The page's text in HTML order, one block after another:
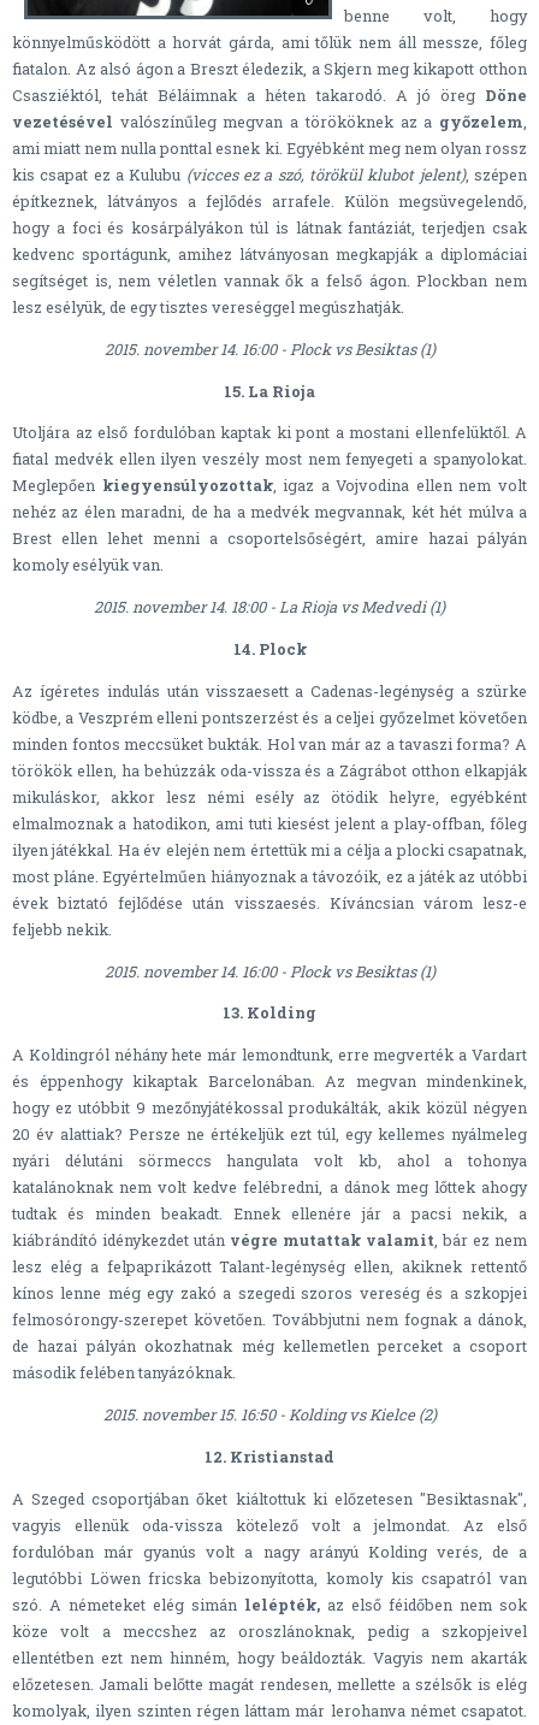
benne volt, hogy
könnyelműsködött a horvát gárda, ami tőlük nem áll messze, főleg
fiatalon. Az alsó ágon a Breszt éledezik, a Skjern meg kikapott otthon
Csasziéktól, tehát Béláimnak a héten takarodó. A jó öreg Döne
vezetésével valószínűleg megvan a törököknek az a győzelem
ami miatt nem nulla ponttal esnek ki. Egyébként meg nem olyan rossz
kis csapat ez a Kulubu (vicces ez a szó, törökül klubot jelent), szépen
építkeznek, látványos a fejlődés arrafele. Külön megsüvegelendő,
hogy a foci és kosárpályákon túl is látnak fantáziát, terjedjen csak
kedvenc sportágunk, amihez látványosan megkapják a diplomáciai
segítséget is, nem véletlen vannak ők a felső ágon. Plockban nem
lesz esélyük, de egy tisztes vereséggel megúszhatják.
2015. november 14. 16:00 - Plock vs Besiktas (1)
15. La Rioja
Utoljára az első fordulóban kaptak ki pont a mostani ellenfelüktől. A
fiatal medvék ellen ilyen veszély most nem fenyegeti a spanyolokat.
Meglepően kiegyensúlyozottak, igaz a Vojvodina ellen nem volt
nehéz az élen maradni, de ha a medvék megvannak, két hét múlva a
Brest ellen lehet menni a csoportelsőségért, amire hazai pályán
komoly esélyük van.
2015. november 14. 18:00 - La Rioja vs Medvedi (1)
14. Plock
Az ígéretes indulás után visszaesett a Cadenas-legénység a szürke
ködbe, a Veszprém elleni pontszerzést és a celjei győzelmet követően
minden fontos meccsüket bukták. Hol van már az a tavaszi forma? A
törökök ellen, ha behúzzák oda-vissza és a Zágrábot otthon elkapják
mikuláskor, akkor lesz némi esély az ötödik helyre, egyébként
elmalmoznak a hatodikon, ami tuti kiesést jelent a play-offban, főleg
ilyen játékkal. Ha év elején nem értettük mi a célja a plocki csapatnak,
most pláne. Egyértelműen hiányoznak a távozóik, ez a játék az utóbbi
évek biztató fejlődése után visszaesés. Kíváncsian várom lesz-e
feljebb nekik.
2015. november 14. 16:00 - Plock vs Besiktas (1)
13. Kolding
A Koldingról néhány hete már lemondtunk, erre megverték a Vardart
és éppenhogy kikaptak Barcelonában. Az megvan mindenkinek,
hogy ez utóbbit 9 mezőnyjátékossal produkálták, akik közül négyen
20 év alattiak? Persze ne értékeljük ezt túl, egy kellemes nyálmeleg
nyári délutáni sörmeccs hangulata volt kb, ahol a tohonya
katalánoknak nem volt kedve felébredni, a dánok meg lőttek ahogy
tudtak és minden beakadt. Ennek ellenére jár a pacsi nekik, a
kiábrándító idénykezdet után végre mutattak valamit , bár ez nem
lesz elég a felpaprikázott Talant-legénység ellen, akiknek rettentő
kínos lenne még egy zakó a szegedi szoros vereség és a szkopjei
felmosórongy-szerepet követően. Továbbjutni nem fognak a dánok,
de hazai pályán okozhatnak még kellemetlen perceket a csoport
második felében tanyázóknak.
2015. november 15. 16:50 - Kolding vs Kielce (2)
12. Kristianstad
A Szeged csoportjában őket kiáltottuk ki előzetesen "Besiktasnak",
vagyis ellenük oda-vissza kötelező volt a jelmondat. Az első
fordulóban már gyanús volt a nagy arányú Kolding verés, de a
legutóbbi Löwen fricska bebizonyította, komoly kis csapatról van
szó. A németeket elég simán lelépték, az első féidőben nem sok
köze volt a meccshez az oroszlánoknak, pedig a szkopjeivel
ellentétben ezt nem hinném, hogy beáldozták. Vagyis nem akarták
előzetesen. Jamali belőtte magát rendesen, mellette a szélsők is elég
komolyak, ilyen szinten régen láttam már lerohanva német csapatot.